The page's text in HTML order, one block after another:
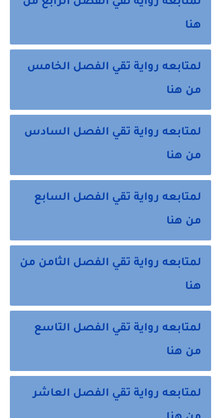
لمتابعه رواية تقي الفصل الرابع من
هنا
لمتابعه رواية تقي الفصل الخامس
من هنا
لمتابعه رواية تقي الفصل السادس
من هنا
لمتابعه رواية تقي الفصل السابع
من هنا
لمتابعه رواية تقي الفصل الثامن من
هنا
لمتابعه رواية تقي الفصل التاسع
من هنا
لمتابعه رواية تقي الفصل العاشر